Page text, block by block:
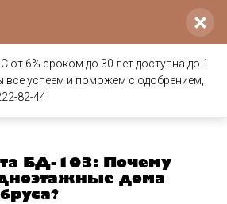
×
от 6% сроком до 30 лет доступна до 1
все успеем и поможем с одобрением,
82-44
БД-103: Почему
дома